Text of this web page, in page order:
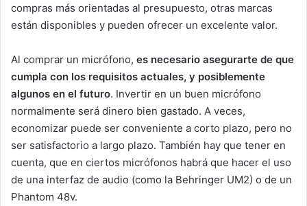
compras más orientadas al presupuesto, otras marcas
están disponibles y pueden ofrecer un excelente valor.
Al comprar un micrófono, es necesario asegurarte de que
cumpla con los requisitos actuales, y posiblemente
algunos en el futuro. Invertir en un buen micrófono
normalmente será dinero bien gastado. A veces,
economizar puede ser conveniente a corto plazo, pero no
ser satisfactorio a largo plazo. También hay que tener en
cuenta, que en ciertos micrófonos habrá que hacer el uso
de una interfaz de audio (como la Behringer UM2) o de un
Phantom 48v.